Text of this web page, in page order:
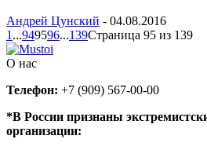
Андрей Цунский - 04.08.2016
1 ...949596...139Страница 95 из 139
О нас
Телефон: +7 (909) 567-00-00
*В России признаны
организации: